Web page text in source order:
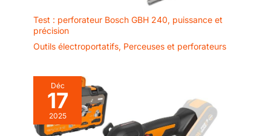
Test : perforateur Bosch GBH 240, puissance et
précision
Outils électroportatifs, Perceuses et perforateurs
Déc
17
2025